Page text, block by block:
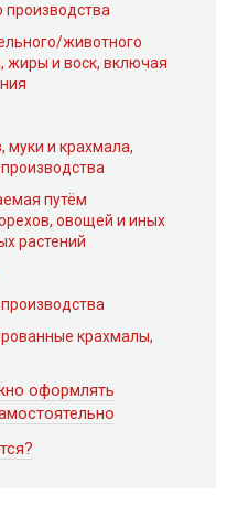
производства
животного
жиры и воск, включая
муки и крахмала,
путём
овощей и иных
растений
крахмалы,
оформлять